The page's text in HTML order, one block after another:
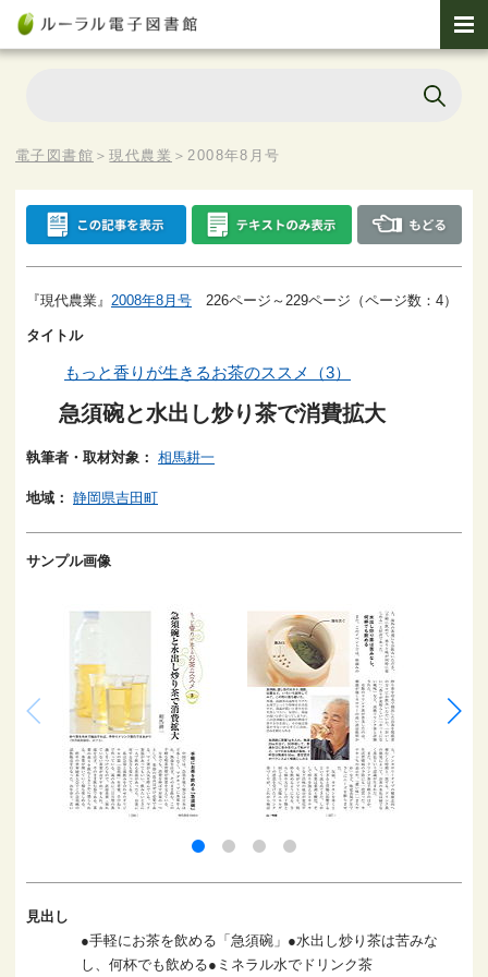
電子図書館 ＞現代農業 ＞2008年8月号
『現代農業』 2008年8月号 226ページ～229ページ（ページ数：4）
タイトル
もっと香りが生きるお茶のススメ（3）
急須碗と水出し炒り茶で消費拡大
執筆者・取材対象： 相馬耕一
地域： 静岡県吉田町
サンプル画像
見出し
●手軽にお茶を飲める「急須碗」●水出し炒り茶は苦みな
し、何杯でも飲める●ミネラル水でドリンク茶